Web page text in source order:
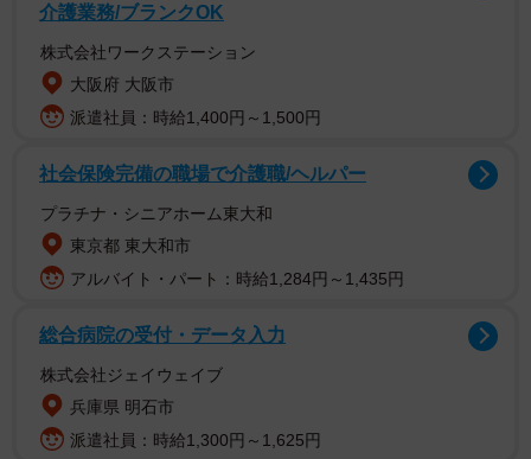
【閲覧注意】保護した野良猫を動物病院に連れていくと……レントゲン
介護業務/ブランクOK
株式会社ワークステーション
大阪府 大阪市
派遣社員：時給1,400円～1,500円
社会保険完備の職場で介護職/ヘルパー
プラチナ・シニアホーム東大和
東京都 東大和市
アルバイト・パート：時給1,284円～1,435円
総合病院の受付・データ入力
株式会社ジェイウェイブ
兵庫県 明石市
派遣社員：時給1,300円～1,625円